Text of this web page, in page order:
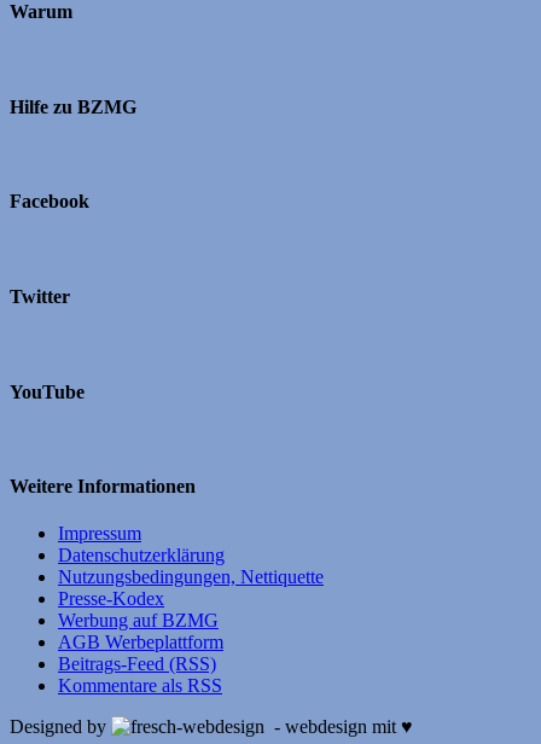
Warum
Hilfe zu BZMG
Facebook
Twitter
YouTube
Weitere Informationen
Impressum
Datenschutzerklärung
Nutzungsbedingungen, Nettiquette
Presse-Kodex
Werbung auf BZMG
AGB Werbeplattform
Beitrags-Feed (RSS)
Kommentare als RSS
Designed by
- webdesign mit ♥